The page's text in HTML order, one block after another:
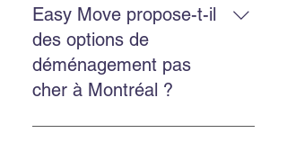
déménagement résidentiel,
commercial, l’emballage
professionnel, l’entreposage
sécurisé et la location de bacs
écologiques GoBac.
Easy Move propose-t-il
des options de
déménagement pas
cher à Montréal ?
Easy Move propose des solutions